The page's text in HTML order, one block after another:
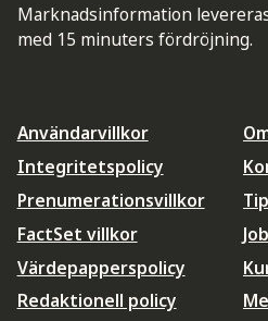
Marknadsinformation
med 15 minuters fördröjning.
Användarvillkor
Integritetspolicy
Prenumerationsvillkor
FactSet villkor
Värdepapperspolicy
Redaktionell policy